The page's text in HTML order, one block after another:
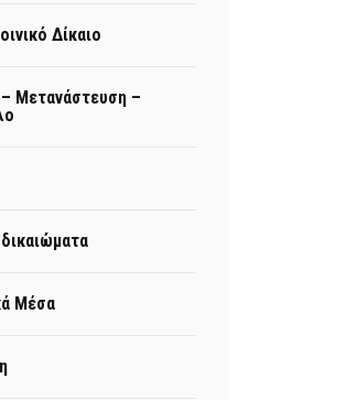
Δίκαιο
Μετανάστευση –
Μέσα